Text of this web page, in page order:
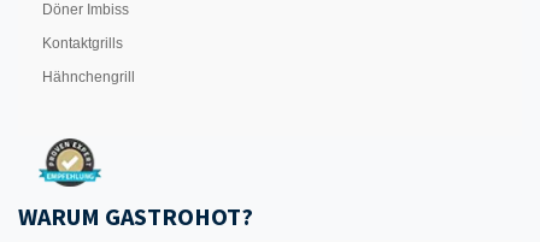
Döner Imbiss
Kontaktgrills
Hähnchengrill
WARUM GASTROHOT?